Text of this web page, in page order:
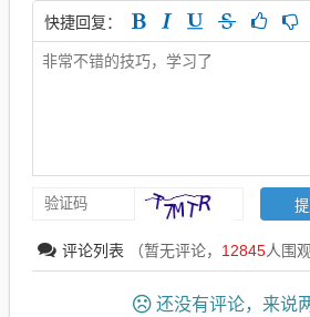
快捷回复：
评论列表 （暂无评论， 12845人围观
还没有评论，来说